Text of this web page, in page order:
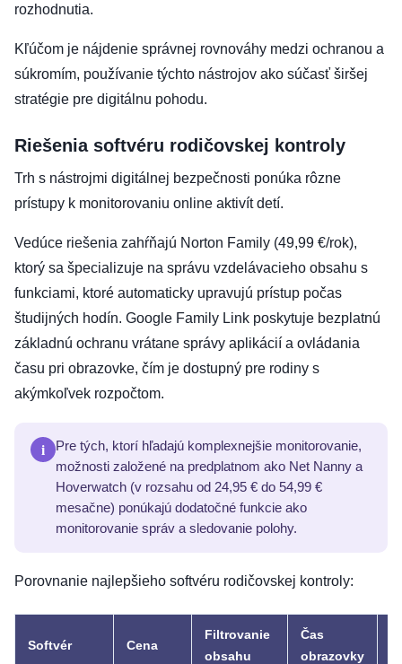
rozhodnutia.
Kľúčom je nájdenie správnej rovnováhy medzi ochranou a
súkromím, používanie týchto nástrojov ako súčasť širšej
stratégie pre digitálnu pohodu.
Riešenia softvéru rodičovskej kontroly
Trh s nástrojmi digitálnej bezpečnosti ponúka rôzne
prístupy k monitorovaniu online aktivít detí.
Vedúce riešenia zahŕňajú Norton Family (49,99 €/rok),
ktorý sa špecializuje na správu vzdelávacieho obsahu s
funkciami, ktoré automaticky upravujú prístup počas
študijných hodín. Google Family Link poskytuje bezplatnú
základnú ochranu vrátane správy aplikácií a ovládania
času pri obrazovke, čím je dostupný pre rodiny s
akýmkoľvek rozpočtom.
i
Pre tých, ktorí hľadajú komplexnejšie monitorovanie,
možnosti založené na predplatnom ako Net Nanny a
Hoverwatch (v rozsahu od 24,95 € do 54,99 €
mesačne) ponúkajú dodatočné funkcie ako
monitorovanie správ a sledovanie polohy.
Porovnanie najlepšieho softvéru rodičovskej kontroly:
Softvér Cena
Filtrovanie
obsahu
Čas
obrazovky